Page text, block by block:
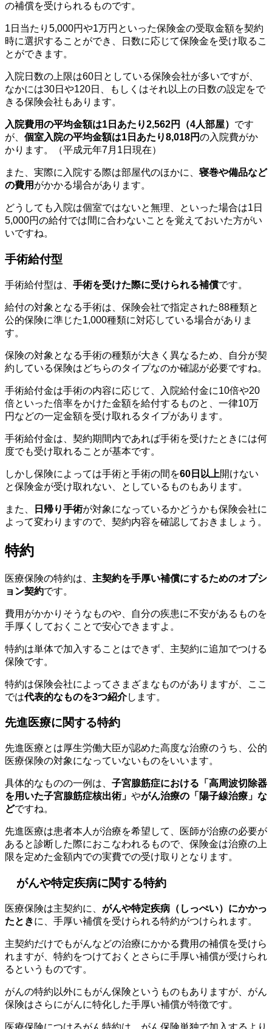
の補償を受けられるものです。
1日当たり5,000円や1万円といった保険金の受取金額を契約
時に選択することができ、日数に応じて保険金を受け取るこ
とができます。
入院日数の上限は60日としている保険会社が多いですが、
なかには30日や120日、もしくはそれ以上の日数の設定をで
きる保険会社もあります。
入院費用の平均金額は1日あたり2,562円 （4人部屋） です
が、 個室入院の平均金額は1日あたり8,018円の入院費がか
かります。（平成元年7月1日現在）
また、実際に入院する際は部屋代のほかに、 寝巻や備品など
の費用 がかかる場合があります。
どうしても入院は個室ではないと無理、といった場合は1日
5,000円の給付では間に合わないことを覚えておいた方がい
いですね。
手術給付型
手術給付型は、 手術を受けた際に受けられる補償です。
給付の対象となる手術は、保険会社で指定された88種類と
公的保険に準じた1,000種類に対応している場合がありま
す。
保険の対象となる手術の種類が大きく異なるため、自分が契
約している保険はどちらのタイプなのか確認が必要ですね。
手術給付金は手術の内容に応じて、入院給付金に10倍や20
倍といった倍率をかけた金額を給付するものと、一律10万
円などの一定金額を受け取れるタイプがあります。
手術給付金は、契約期間内であれば手術を受けたときには何
度でも受け取れることが基本です。
しかし保険によっては手術と手術の間を60日以上開けない
と保険金が受け取れない、としているものもあります。
また、 日帰り手術が対象になっているかどうかも保険会社に
よって変わりますので、契約内容を確認しておきましょう。
特約
医療保険の特約は、 主契約を手厚い補償にするためのオプシ
ョン契約です。
費用がかかりそうなものや、自分の疾患に不安があるものを
手厚くしておくことで安心できますよ。
特約は単体で加入することはできず、主契約に追加でつける
保険です。
特約は保険会社によってさまざまなものがありますが、ここ
では代表的なものを3つ紹介します。
先進医療に関する特約
先進医療とは厚生労働大臣が認めた高度な治療のうち、公的
医療保険の対象になっていないものをいいます。
具体的なものの一例は、 子宮腺筋症における「高周波切除器
を用いた子宮腺筋症核出術」 やがん治療の「陽子線治療」な
どですね。
先進医療は患者本人が治療を希望して、医師が治療の必要が
あると診断した際におこなわれるもので、保険金は治療の上
限を定めた金額内での実費での受け取りとなります。
がんや特定疾病に関する特約
医療保険は主契約に、 がんや特定疾病（しっぺい）にかかっ
たときに、手厚い補償を受けられる特約がつけられます。
主契約だけでもがんなどの治療にかかる費用の補償を受けら
れますが、特約をつけておくとさらに手厚い補償が受けられ
るというものです。
がんの特約以外にもがん保険というものもありますが、がん
保険はさらにがんに特化した手厚い補償が特徴です。
医療保険につけるがん特約は、がん保険単独で加入するより